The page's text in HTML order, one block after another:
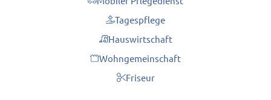
Tagespflege
Hauswirtschaft
Wohngemeinschaft
Friseur